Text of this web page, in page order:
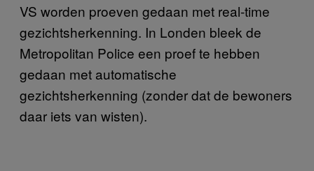
VS worden proeven gedaan met real-time
gezichtsherkenning. In Londen bleek de
Metropolitan Police een proef te hebben
gedaan met automatische
gezichtsherkenning (zonder dat de bewoners
daar iets van wisten).